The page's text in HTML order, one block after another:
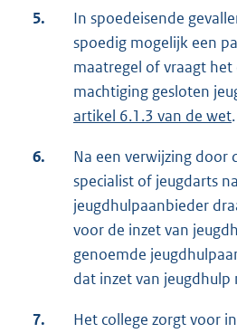
5.
In spoedeisende
spoedig mogelijk een
maatregel of vraagt het
machtiging gesloten
artikel 6.1.3 van de wet.
6.
Na een verwijzing door
specialist of jeugdarts
jeugdhulpaanbieder
voor de inzet van
genoemde
dat inzet van jeugdhulp
7.
Het college zorgt voor